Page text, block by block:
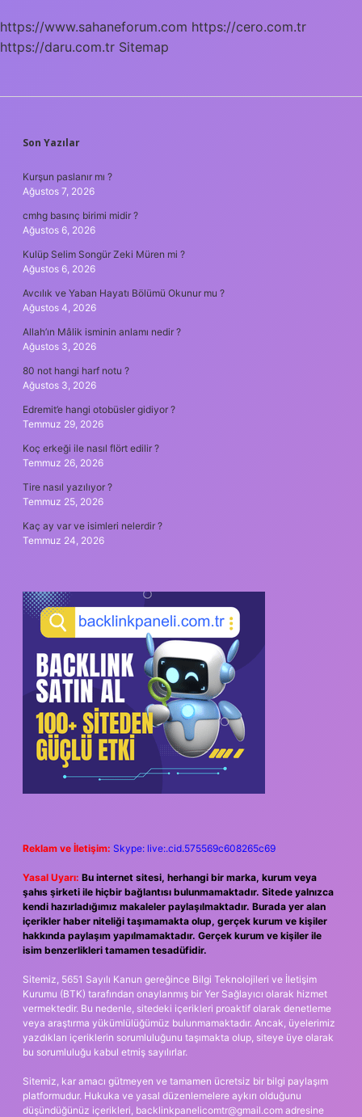
https://www.sahaneforum.com https://cero.com.tr
https://daru.com.tr Sitemap
SIDEBAR
Son Yazılar
Kurşun paslanır mı ?
Ağustos 7, 2026
cmhg basınç birimi midir ?
Ağustos 6, 2026
Kulüp Selim Songür Zeki Müren mi ?
Ağustos 6, 2026
Avcılık ve Yaban Hayatı Bölümü Okunur mu ?
Ağustos 4, 2026
Allah’ın Mâlik isminin anlamı nedir ?
Ağustos 3, 2026
80 not hangi harf notu ?
Ağustos 3, 2026
Edremit’e hangi otobüsler gidiyor ?
Temmuz 29, 2026
Koç erkeği ile nasıl flört edilir ?
Temmuz 26, 2026
Tire nasıl yazılıyor ?
Temmuz 25, 2026
Kaç ay var ve isimleri nelerdir ?
Temmuz 24, 2026
Reklam ve İletişim: Skype: live:.cid.575569c608265c69
Yasal Uyarı: Bu internet sitesi, herhangi bir marka, kurum veya
şahıs şirketi ile hiçbir bağlantısı bulunmamaktadır. Sitede yalnızca
kendi hazırladığımız makaleler paylaşılmaktadır. Burada yer alan
içerikler haber niteliği taşımamakta olup, gerçek kurum ve kişiler
hakkında paylaşım yapılmamaktadır. Gerçek kurum ve kişiler ile
isim benzerlikleri tamamen tesadüfidir.
Sitemiz, 5651 Sayılı Kanun gereğince Bilgi Teknolojileri ve İletişim
Kurumu (BTK) tarafından onaylanmış bir Yer Sağlayıcı olarak hizmet
vermektedir. Bu nedenle, sitedeki içerikleri proaktif olarak denetleme
veya araştırma yükümlülüğümüz bulunmamaktadır. Ancak, üyelerimiz
yazdıkları içeriklerin sorumluluğunu taşımakta olup, siteye üye olarak
bu sorumluluğu kabul etmiş sayılırlar.
Sitemiz, kar amacı gütmeyen ve tamamen ücretsiz bir bilgi paylaşım
platformudur. Hukuka ve yasal düzenlemelere aykırı olduğunu
düşündüğünüz içerikleri, backlinkpanelicomtr@gmail.com adresine